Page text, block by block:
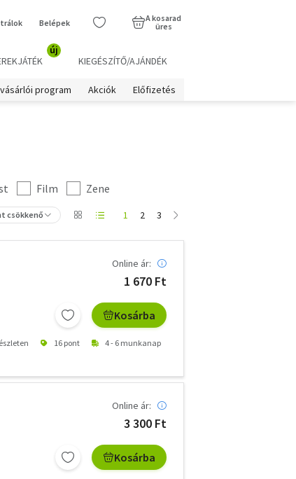
Belépek
A kosarad
üres
új
KIEGÉSZÍTŐ/AJÁNDÉK
program Akciók Előfizetés
Film
Zene
csökkenő 1 2 3
Online ár:
1 670 Ft
Kosárba
16 pont 4 - 6 munkanap
Online ár:
3 300 Ft
Kosárba